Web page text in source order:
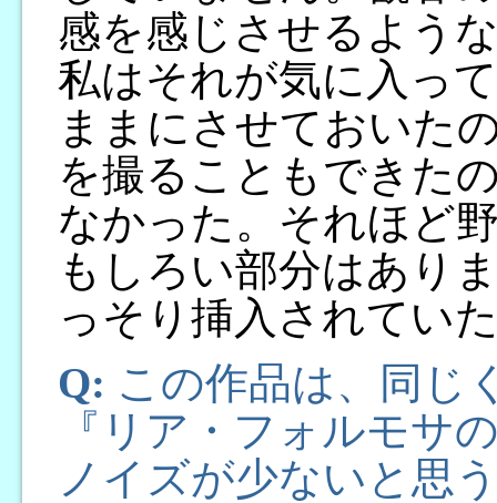
感を感じさせるよう
私はそれが気に入っ
ままにさせておいた
を撮ることもできた
なかった。それほど
もしろい部分はあり
っそり挿入されてい
Q: この作品は、同じ
『リア・フォルモサ
ノイズが少ないと思